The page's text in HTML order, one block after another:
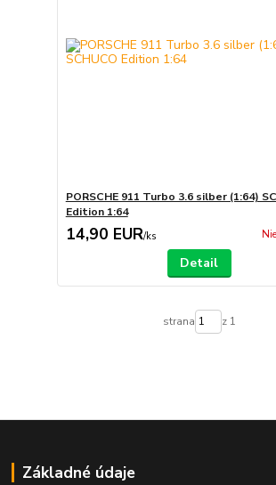
PORSCHE 911 Turbo 3.6 silber (1:64)
Edition 1:64
14,90 EUR/ks
Detail
strana z 1
Základné údaje